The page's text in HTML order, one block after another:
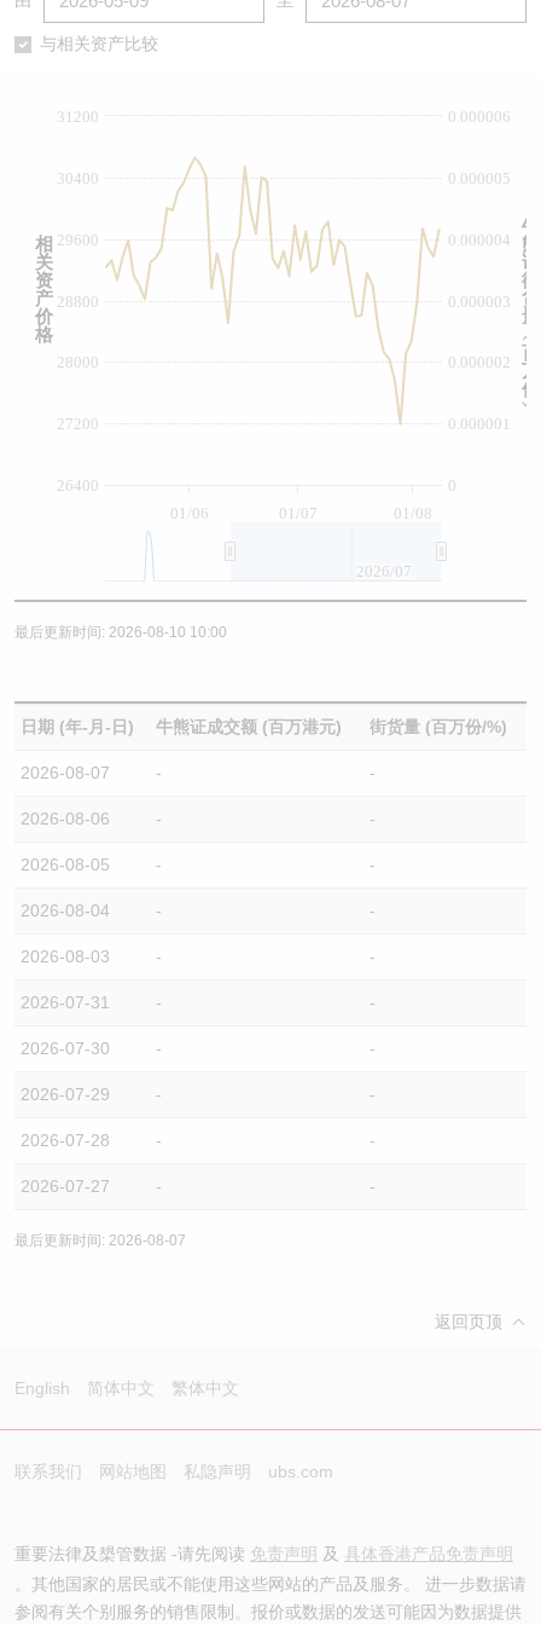
与相关资产比较
01/06 01/07 01/08
0
0.000001
0.000002
0.000003
0.000004
0.000005
0.000006
26400
27200
28000
28800
29600
30400
31200
2026/07
牛
熊
证
街
货
量
︵
百
万
份
︶
相
关
资
产
价
格
最后更新时间: 2026-08-10 10:00
日期 (年-月-日) 牛熊证成交额 (百万港元) 街货量 (百万份/%)
2026-08-07 - -
2026-08-06 - -
2026-08-05 - -
2026-08-04 - -
2026-08-03 - -
2026-07-31 - -
2026-07-30 - -
2026-07-29 - -
2026-07-28 - -
2026-07-27 - -
最后更新时间: 2026-08-07
返回页顶
English 简体中文 繁体中文
联系我们 网站地图 私隐声明 ubs.com
重要法律及槼管数据 -请先阅读 免责声明 及 具体香港产品免责声明
。其他国家的居民或不能使用这些网站的产品及服务。 进一步数据请
参阅有关个别服务的销售限制。报价或数据的发送可能因为数据提供
认股证/牛熊证日志
认股证文件及公告 (瑞信)
牛熊证到期结算价查找
牛熊证文件及公告 (瑞信)
中资ETFs溢价比较
收市竞价变化